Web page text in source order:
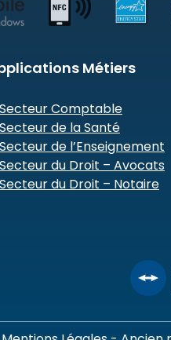
Métiers
Secteur Comptable
Secteur de la Santé
Secteur de l’Enseignement
Secteur du Droit – Avocats
Secteur du Droit – Notaire